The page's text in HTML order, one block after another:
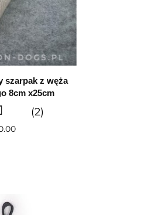
szarpak z węża
8cm x25cm
(2)